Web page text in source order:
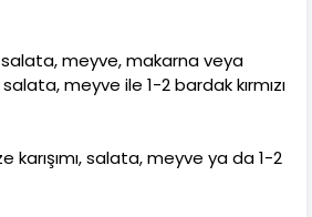
salata, meyve, makarna veya
meyve ile 1-2 bardak kırmızı
karışımı, salata, meyve ya da 1-2